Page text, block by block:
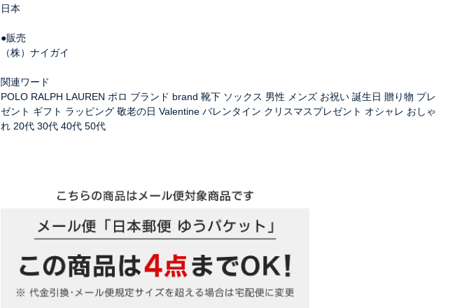
日本
●販売
（株）ナイガイ
関連ワード
POLO RALPH LAUREN ポロ ブランド brand 靴下 ソックス 男性 メンズ お祝い 誕生日 贈り物 プレ
ゼント ギフト ラッピング 敬老の日 Valentine バレンタイン クリスマスプレゼント オシャレ おしゃ
れ 20代 30代 40代 50代